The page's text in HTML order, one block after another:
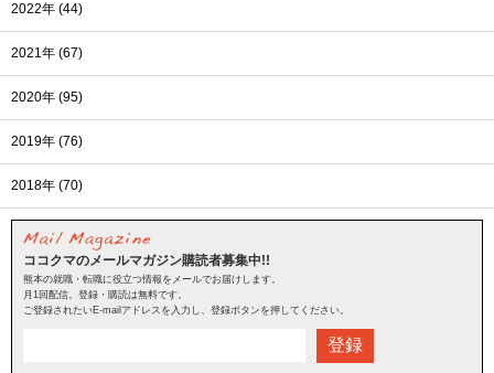
2022年 (44)
2021年 (67)
2020年 (95)
2019年 (76)
2018年 (70)
ココクマのメールマガジン購読者募集中!!
熊本の就職・転職に役立つ情報をメールでお届けします。
月1回配信。登録・購読は無料です。
ご登録されたいE-mailアドレスを入力し、登録ボタンを押してください。
登録